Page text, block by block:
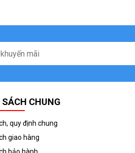
CHUNG
quy định chung
giao hàng